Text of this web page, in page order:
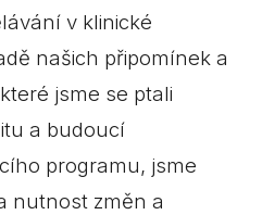
v klinické
našich připomínek a
jsme se ptali
a budoucí
programu, jsme
nutnost změn a